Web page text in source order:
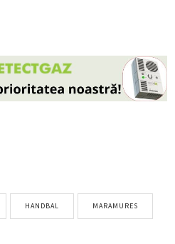
HANDBAL MARAMURES